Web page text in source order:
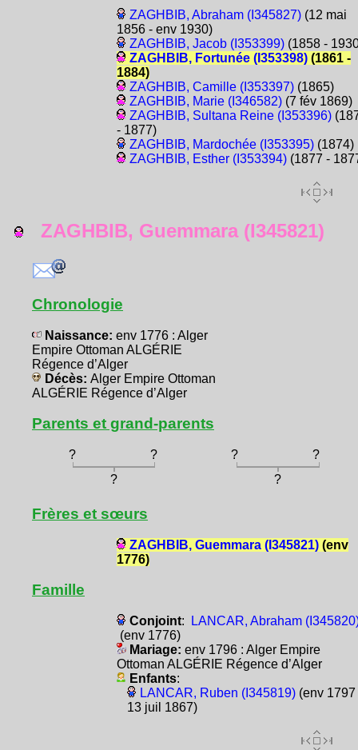
ZAGHBIB, Abraham (I345827)(12 mai
1856 - env 1930)
ZAGHBIB, Jacob (I353399)(1858 -
ZAGHBIB, Fortunée (I353398)(1861 -
1884)
ZAGHBIB, Camille (I353397)(1865)
ZAGHBIB, Marie (I346582)(7 fév 1869)
ZAGHBIB, Sultana Reine (I353396)
- 1877)
ZAGHBIB, Mardochée (I353395)(1874)
ZAGHBIB, Esther (I353394)(1877 -
ZAGHBIB, Guemmara (I345821)
Chronologie
Naissance: env 1776 : Alger
Empire Ottoman ALGÉRIE
Régence d’Alger
Décès: Alger Empire Ottoman
ALGÉRIE Régence d’Alger
Parents et grand-parents
? ? ?
?
?
?
Frères et sœurs
ZAGHBIB, Guemmara (I345821)(env
1776)
Famille
Conjoint:
LANCAR, Abraham
(env 1776)
Mariage: env 1796 : Alger Empire
Ottoman ALGÉRIE Régence d’Alger
Enfants:
LANCAR, Ruben (I345819)(env 1797
13 juil 1867)